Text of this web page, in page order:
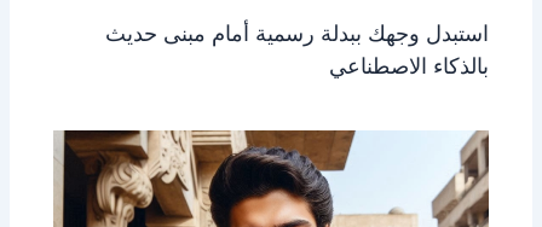
استبدل وجهك ببدلة رسمية أمام مبنى حديث
بالذكاء الاصطناعي